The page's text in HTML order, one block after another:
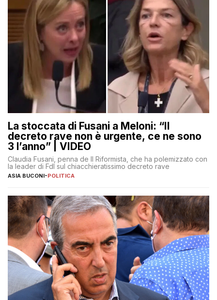
La stoccata di Fusani a Meloni: “Il
decreto rave non è urgente, ce ne sono
3 l’anno” | VIDEO
Claudia Fusani, penna de Il Riformista, che ha polemizzato con
la leader di FdI sul chiacchieratissimo decreto rave
ASIA BUCONI-POLITICA